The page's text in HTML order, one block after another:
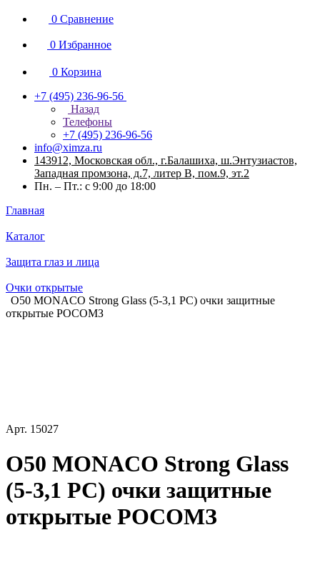
0 Сравнение
0 Избранное
0 Корзина
+7 (495) 236-96-56
Назад
Телефоны
+7 (495) 236-96-56
info@ximza.ru
143912, Московская обл., г.Балашиха, ш.Энтузиастов,
Западная промзона, д.7, литер В, пом.9, эт.2
Пн. – Пт.: с 9:00 до 18:00
Главная
Каталог
Защита глаз и лица
Очки открытые
О50 MONACO Strong Glass (5-3,1 PC) очки защитные
открытые РОСОМЗ
Арт. 15027
О50 MONACO Strong Glass
(5-3,1 PC) очки защитные
открытые РОСОМЗ